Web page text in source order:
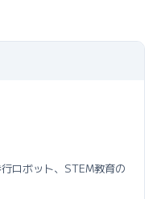
ロボット、STEM教育の